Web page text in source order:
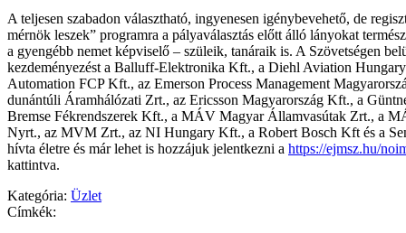
A teljesen szabadon választható, ingyenesen igénybevehető, de
mérnök leszek” programra a pályaválasztás előtt álló lányokat
a gyengébb nemet képviselő – szüleik, tanáraik is. A Szövetségen
kezdeményezést a Balluff-Elektronika Kft., a Diehl Aviation
Automation FCP Kft., az Emerson Process Management
dunántúli Áramhálózati Zrt., az Ericsson Magyarország Kft., a
Bremse Fékrendszerek Kft., a MÁV Magyar Államvasútak Zrt., a
Nyrt., az MVM Zrt., az NI Hungary Kft., a Robert Bosch Kft és a
hívta életre és már lehet is hozzájuk jelentkezni a https://ejmsz.hu/
kattintva.
Kategória: Üzlet
Címkék: